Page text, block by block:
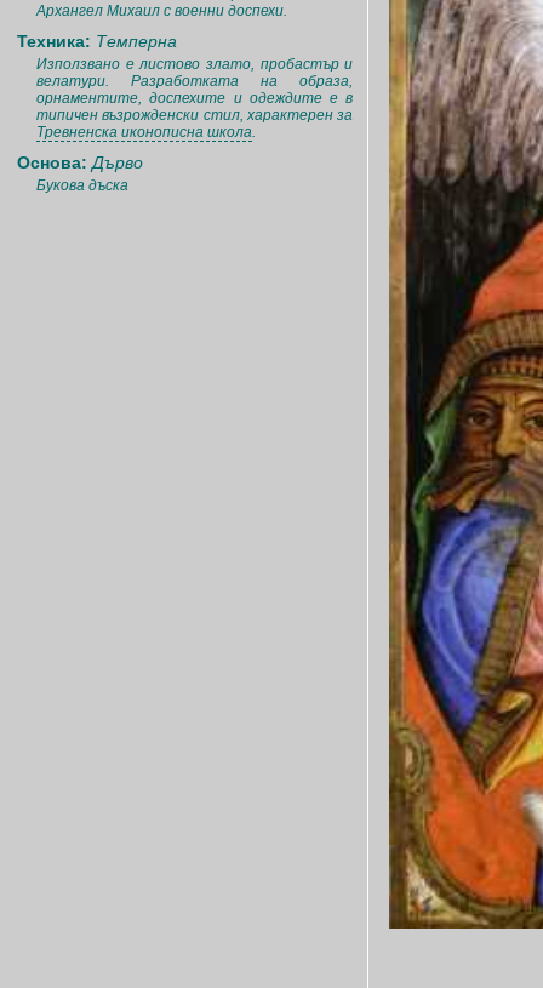
Архангел Михаил с военни доспехи.
Техника: Темперна
Използвано е листово злато, пробастър и
велатури. Разработката на образа,
орнаментите, доспехите и одеждите е в
типичен възрожденски стил, характерен за
Тревненска иконописна школа.
Основа: Дърво
Букова дъска